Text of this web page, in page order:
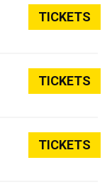
TICKETS
TICKETS
TICKETS